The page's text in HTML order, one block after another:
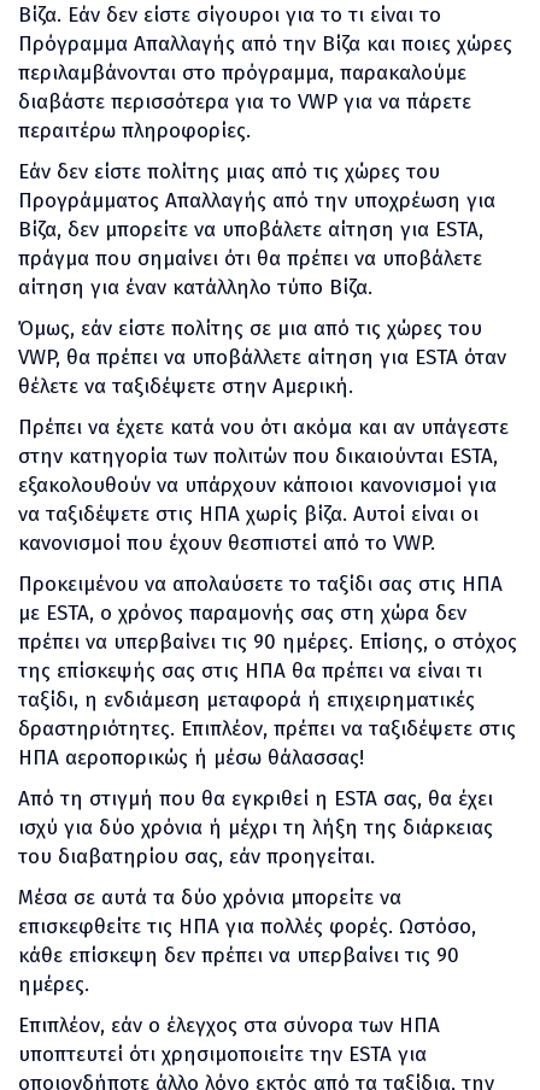
Βίζα. Εάν δεν είστε σίγουροι για το τι είναι το
Πρόγραμμα Απαλλαγής από την Βίζα και ποιες χώρες
περιλαμβάνονται στο πρόγραμμα, παρακαλούμε
διαβάστε περισσότερα για το VWP για να πάρετε
περαιτέρω πληροφορίες.
Εάν δεν είστε πολίτης μιας από τις χώρες του
Προγράμματος Απαλλαγής από την υποχρέωση για
Βίζα, δεν μπορείτε να υποβάλετε αίτηση για ESTA,
πράγμα που σημαίνει ότι θα πρέπει να υποβάλετε
αίτηση για έναν κατάλληλο τύπο Βίζα.
Όμως, εάν είστε πολίτης σε μια από τις χώρες του
VWP, θα πρέπει να υποβάλλετε αίτηση για ESTA όταν
θέλετε να ταξιδέψετε στην Αμερική.
Πρέπει να έχετε κατά νου ότι ακόμα και αν υπάγεστε
στην κατηγορία των πολιτών που δικαιούνται ESTA,
εξακολουθούν να υπάρχουν κάποιοι κανονισμοί για
να ταξιδέψετε στις ΗΠΑ χωρίς βίζα. Αυτοί είναι οι
κανονισμοί που έχουν θεσπιστεί από το VWP.
Προκειμένου να απολαύσετε το ταξίδι σας στις ΗΠΑ
με ESTA, ο χρόνος παραμονής σας στη χώρα δεν
πρέπει να υπερβαίνει τις 90 ημέρες. Επίσης, ο στόχος
της επίσκεψής σας στις ΗΠΑ θα πρέπει να είναι τι
ταξίδι, η ενδιάμεση μεταφορά ή επιχειρηματικές
δραστηριότητες. Επιπλέον, πρέπει να ταξιδέψετε στις
ΗΠΑ αεροπορικώς ή μέσω θάλασσας!
Από τη στιγμή που θα εγκριθεί η ESTA σας, θα έχει
ισχύ για δύο χρόνια ή μέχρι τη λήξη της διάρκειας
του διαβατηρίου σας, εάν προηγείται.
Μέσα σε αυτά τα δύο χρόνια μπορείτε να
επισκεφθείτε τις ΗΠΑ για πολλές φορές. Ωστόσο,
κάθε επίσκεψη δεν πρέπει να υπερβαίνει τις 90
ημέρες.
Επιπλέον, εάν ο έλεγχος στα σύνορα των ΗΠΑ
υποπτευτεί ότι χρησιμοποιείτε την ESTA για
οποιονδήποτε άλλο λόγο εκτός από τα ταξίδια, την